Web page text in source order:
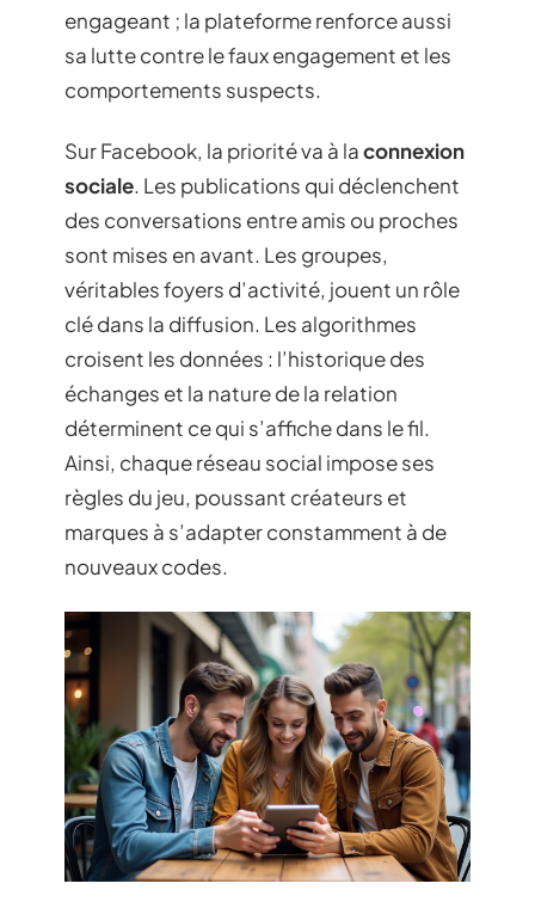
engageant ; la plateforme renforce aussi
sa lutte contre le faux engagement et les
comportements suspects.
Sur Facebook, la priorité va à laconnexion
sociale. Les publications qui déclenchent
des conversations entre amis ou proches
sont mises en avant. Les groupes,
véritables foyers d’activité, jouent un rôle
clé dans la diffusion. Les algorithmes
croisent les données : l’historique des
échanges et la nature de la relation
déterminent ce qui s’affiche dans le fil.
Ainsi, chaque réseau social impose ses
règles du jeu, poussant créateurs et
marques à s’adapter constamment à de
nouveaux codes.